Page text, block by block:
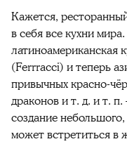
Кажется,
в себя все кухни
латиноамериканская
(Ferrracci) и теперь
привычных красно-
драконов и т. д. и т.
создание
может встретиться в